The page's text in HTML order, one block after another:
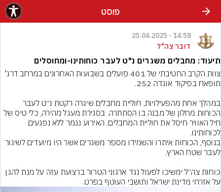
פוסט
14:58 - 25.04.2025
דובר צה"ל
תיעוד: מחבלים משגרים נ"ט לעבר כוחותינו-ומחוסלים
על אזרחי מדינת ישראל ותושבי העוטף בפרט.